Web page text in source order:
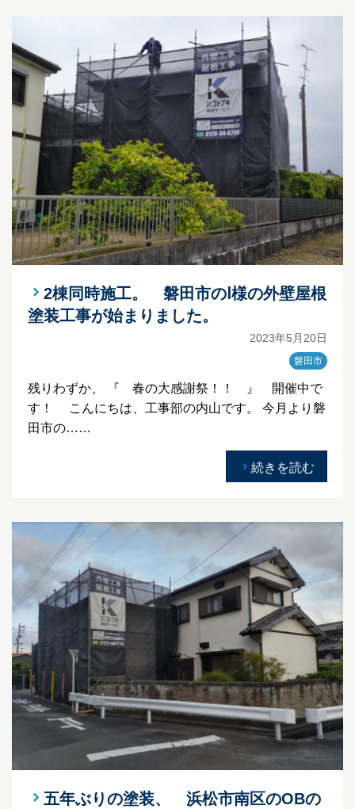
2棟同時施工。 磐田市のⅠ様の外壁屋根
塗装工事が始まりました。
2023年5月20日
磐田市
残りわずか、 『 春の大感謝祭！！ 』 開催中で
す！ こんにちは、工事部の内山です。 今月より磐
田市の……
続きを読む
五年ぶりの塗装、 浜松市南区のOBの